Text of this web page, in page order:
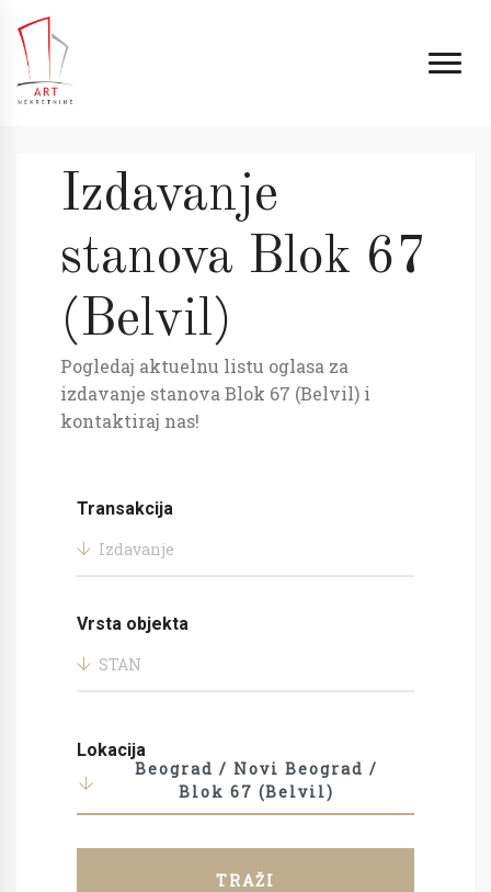
Izdavanje
stanova Blok 67
(Belvil)
Pogledaj aktuelnu listu oglasa za
izdavanje stanova Blok 67 (Belvil) i
kontaktiraj nas!
Transakcija
Izdavanje
Vrsta objekta
STAN
Lokacija
Beograd / Novi Beograd /
Blok 67 (Belvil)
TRAŽI